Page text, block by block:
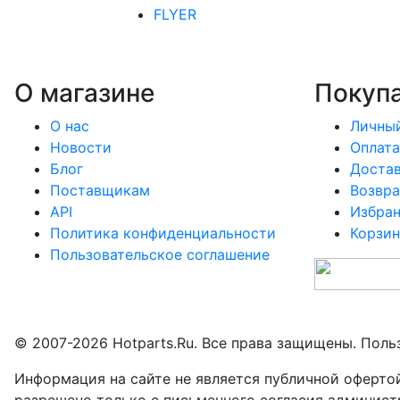
FLYER
О магазине
О нас
Новости
Блог
Поставщикам
API
Политика конфиденциальности
Пользовательское соглашение
Оплата
© 2007-2026 Hotparts.Ru. Все права защищены.
Информация на сайте не является публичной